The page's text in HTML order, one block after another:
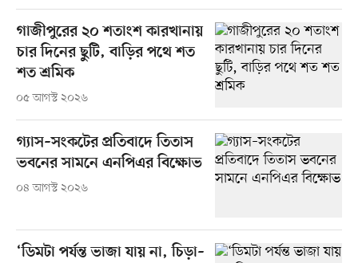
গাজীপুরের ২০ শতাংশ কারখানায়
চার দিনের ছুটি, বাড়ির পথে শত
শত শ্রমিক
০৫ আগস্ট ২০২৬
গ্যাস–সংকটের প্রতিবাদে তিতাস
ভবনের সামনে এনপিএর বিক্ষোভ
০৪ আগস্ট ২০২৬
‘ডিমটা পর্যন্ত ভাজা যায় না, চিড়া–